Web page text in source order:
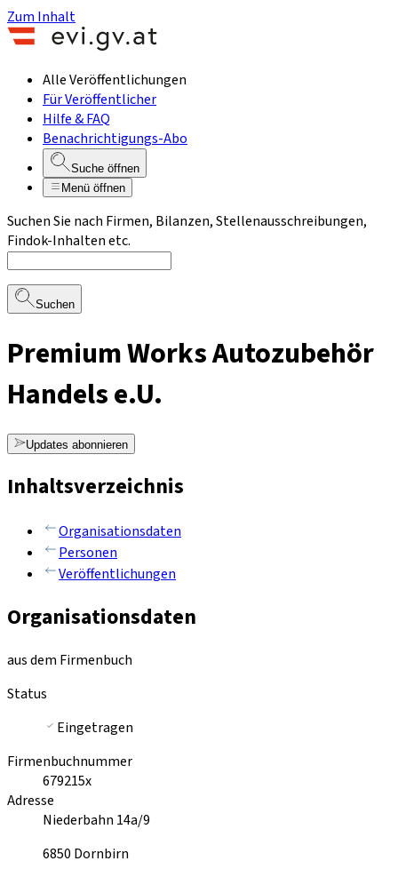
Zum Inhalt
Alle Veröffentlichungen
Für Veröffentlicher
Hilfe & FAQ
Benachrichtigungs-Abo
Suche öffnen
Menü öffnen
Suchen Sie nach Firmen, Bilanzen, Stellenausschreibungen,
Findok-Inhalten etc.
Suchen
Premium Works Autozubehör
Handels e.U.
Updates abonnieren
Inhaltsverzeichnis
Organisationsdaten
Personen
Veröffentlichungen
Organisationsdaten
aus dem Firmenbuch
Status
Eingetragen
Firmenbuchnummer
679215x
Adresse
Niederbahn 14a/9
6850 Dornbirn